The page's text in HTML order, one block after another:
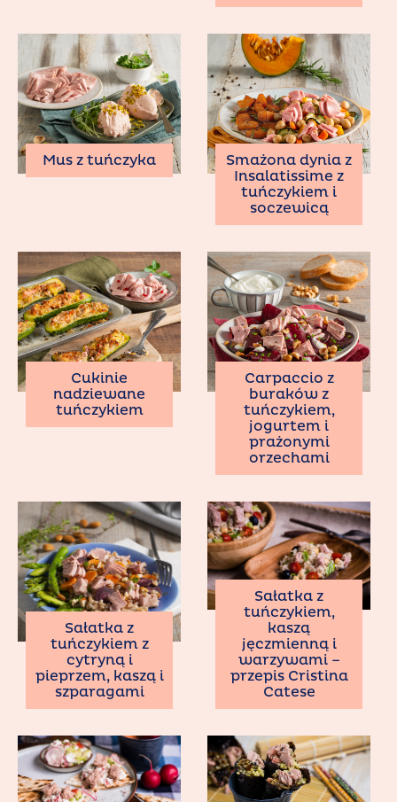
Mus z tuńczyka
Smażona dynia z
Insalatissime z
tuńczykiem i
soczewicą
Cukinie
nadziewane
tuńczykiem
Carpaccio z
buraków z
tuńczykiem,
jogurtem i
prażonymi
orzechami
Sałatka z
tuńczykiem z
cytryną i
pieprzem, kaszą i
szparagami
Sałatka z
tuńczykiem,
kaszą
jęczmienną i
warzywami –
przepis Cristina
Catese